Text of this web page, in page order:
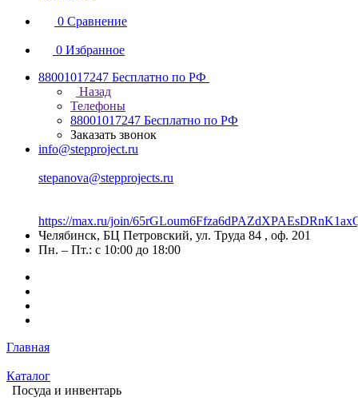
0 Сравнение
0 Избранное
88001017247 Бесплатно по РФ
Назад
Телефоны
88001017247 Бесплатно по РФ
Заказать звонок
info@stepproject.ru
stepanova@stepprojects.ru
https://max.ru/join/
Челябинск, БЦ Петровский, ул. Труда 84 , оф. 201
Пн. – Пт.: с 10:00 до 18:00
Главная
Каталог
Посуда и инвентарь